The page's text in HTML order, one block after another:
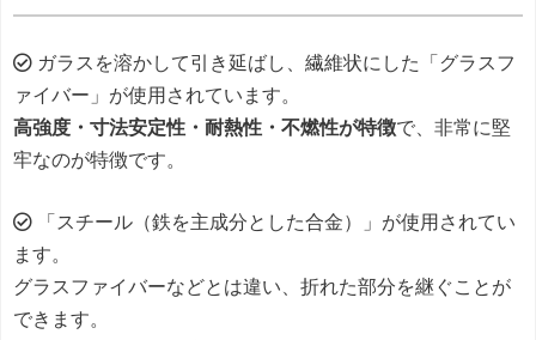
ガラスを溶かして引き延ばし、繊維状にした「グラスフ
ァイバー」が使用されています。
高強度・寸法安定性・耐熱性・不燃性が特徴で、非常に堅
牢なのが特徴です。
「スチール（鉄を主成分とした合金）」が使用されてい
ます。
グラスファイバーなどとは違い、折れた部分を継ぐことが
できます。